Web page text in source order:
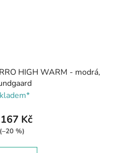
HIGH WARM - modrá,
Kč
(–20 %)